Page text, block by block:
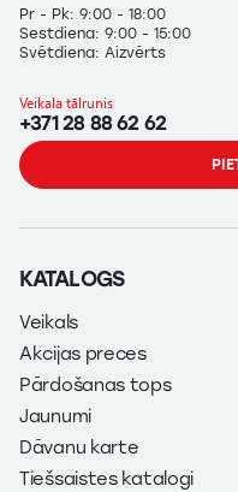
Pr - Pk: 9:00 - 18:00
Sestdiena: 9:00 - 15:00
Svētdiena: Aizvērts
Veikala tālrunis
+371 28 88 62 62
KATALOGS
Veikals
Akcijas preces
Pārdošanas tops
Jaunumi
Dāvanu karte
Tiešsaistes katalogi